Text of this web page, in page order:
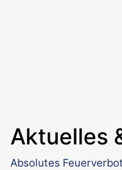
Aktuelles
Absolutes